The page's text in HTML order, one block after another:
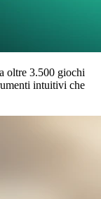
oltre 3.500 giochi
intuitivi che